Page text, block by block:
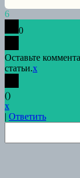
6
0
Оставьте
статьи.x
()
x
| Ответить